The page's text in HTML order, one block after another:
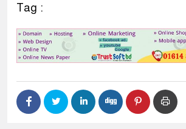
Tag :